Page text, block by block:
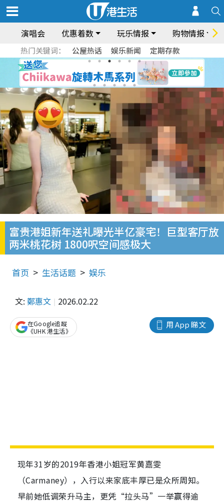
演唱会 优惠着数 玩乐情报 购物情报
热门关键词： 公屋热话 娱乐新闻 定期存款
富贵港姐新年送礼曝光半亿豪宅！巨型客厅放
两米桃花树 1800呎空间感极大
首页 生活话题 娱乐
文: 鄭惠文 2026.02.22
用 App 睇文
在Google追蹤
《UHK 港生活》
现年31岁的2019年香港小姐冠军黄嘉雯
（Carmaney），入行以来家底丰厚已是众所周知。
早前她低调荣升马主，更凭“拉头马”一举赢得逾